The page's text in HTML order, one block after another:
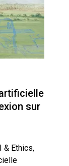
sur
& Ethics,